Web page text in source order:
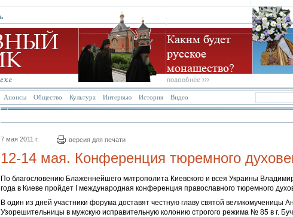
Анонсы Общество Культура Интервью История Видео
7 мая 2011 г. версия для печати
12-14 мая. Конференция тюремного
По благословению Блаженнейшего митрополита Киевского и всея Украины
года в Киеве пройдет I международная конференция православного тюремного
В один из дней участники форума доставят честную главу святой великомученицы
Узорешительницы в мужскую исправительную колонию строгого режима № 85 в г.